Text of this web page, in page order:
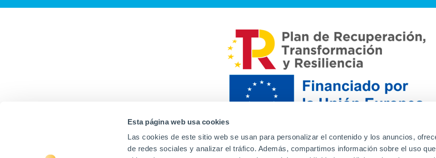
Esta página web usa cookies
Las cookies de este sitio web se usan para personalizar el contenido y los anuncios,
de redes sociales y analizar el tráfico. Además, compartimos información sobre el uso